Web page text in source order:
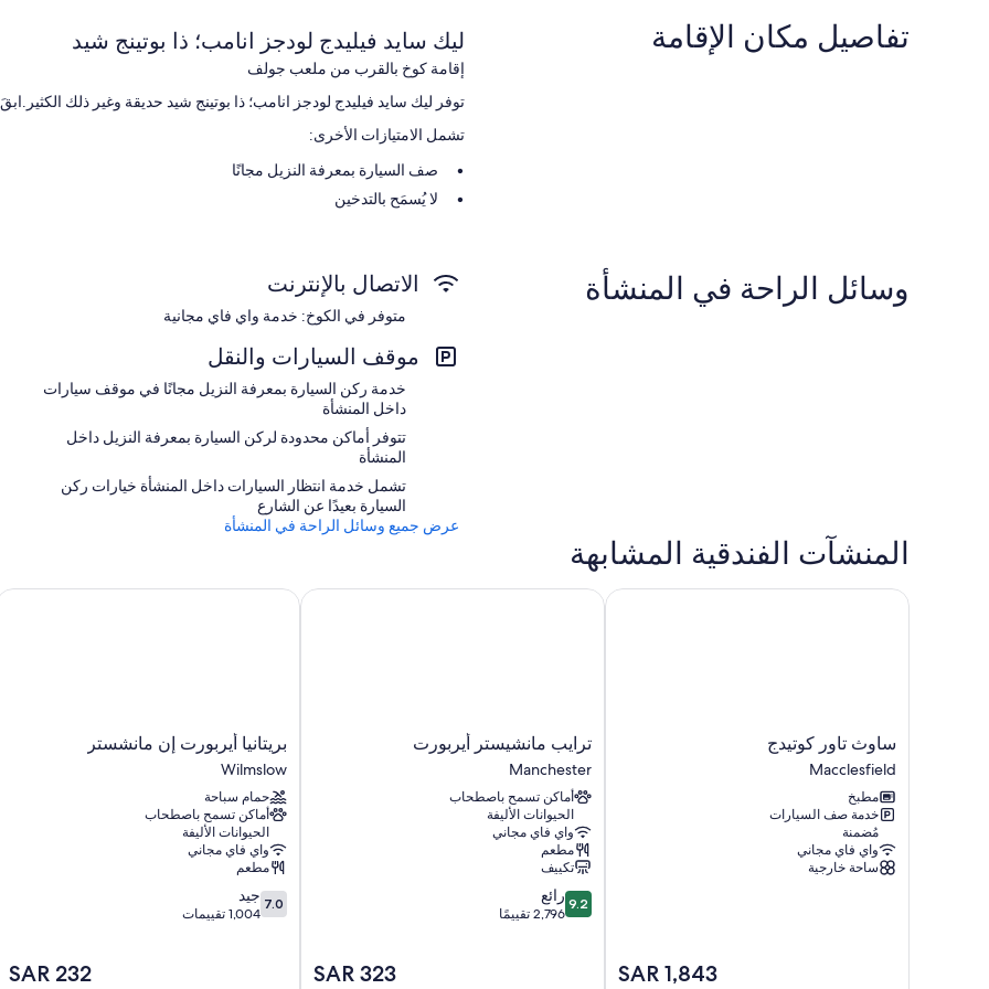
تفاصيل مكان الإقامة ليك سايد فيليدج لودجز انامب؛ ذا بوتينج شيد
إقامة كوخ بالقرب من ملعب جولف
توفر ليك سايد فيليدج لودجز انامب؛ ذا بوتينج شيد حديقة وغير ذلك
تشمل الامتيازات الأخرى:
صف السيارة بمعرفة النزيل مجانًا
لا يُسمَح بالتدخين
استمتع بالإقامة في جميع غرف النزلاء ذات المفروشات الفريدة في كل
تشمل وسائل الراحة الإضافية:
4 حمامات مزودة بتجهيزات دش
دواليب/خزائن ملابس، ومطابخ، وثلاجات
وسائل الراحة في المنشأة الاتصال بالإنترنت
متوفر في الكوخ: خدمة واي فاي مجانية
موقف السيارات والنقل
خدمة ركن السيارة بمعرفة النزيل مجانًا في موقف سيارات
داخل المنشأة
تتوفر أماكن محدودة لركن السيارة بمعرفة النزيل داخل
المنشأة
تشمل خدمة انتظار السيارات داخل المنشأة خيارات ركن
السيارة بعيدًا عن الشارع
عرض جميع وسائل الراحة في المنشأة
المنشآت الفندقية المشابهة
ساوث
تاور
كوتيدج
Macclesfield
ساوث تاور كوتيدج
Macclesfield
مطبخ
خدمة صف السيارات
مُضمنة
واي فاي مجاني
ساحة خارجية
السعر
SAR 1,843
ساوث تاور كوتيدج
ترايب
مانشيستر
أيربورت
Manchester
ترايب مانشيستر أيربورت
Manchester
أماكن تسمح باصطحاب
الحيوانات الأليفة
واي فاي مجاني
مطعم
تكييف
9.2
من
9.2 رائع
2,796 تقييمًا
السعر
SAR 323
ترايب مانشيستر أيربورت
بريتانيا
أيربورت
إن
مانشستر
Wilmslow
بريتانيا أيربورت إن مانشستر
Wilmslow
حمام سباحة
أماكن تسمح باصطحاب
الحيوانات الأليفة
واي فاي مجاني
مطعم
7.0
من
7.0 جيد
1,004 تقييمات
السعر
SAR 232
بريتانيا أيربورت إن مانشستر